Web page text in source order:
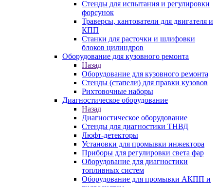
Стенды для испытания и регулировки
форсунок
Траверсы, кантователи для двигателя и
КПП
Станки для расточки и шлифовки
блоков цилиндров
Оборудование для кузовного ремонта
Назад
Оборудование для кузовного ремонта
Стенды (стапели) для правки кузовов
Рихтовочные наборы
Диагностическое оборудование
Назад
Диагностическое оборудование
Стенды для диагностики ТНВД
Люфт-детекторы
Установки для промывки инжектора
Приборы для регулировки света фар
Оборудование для диагностики
топливных систем
Оборудование для промывки АКПП и